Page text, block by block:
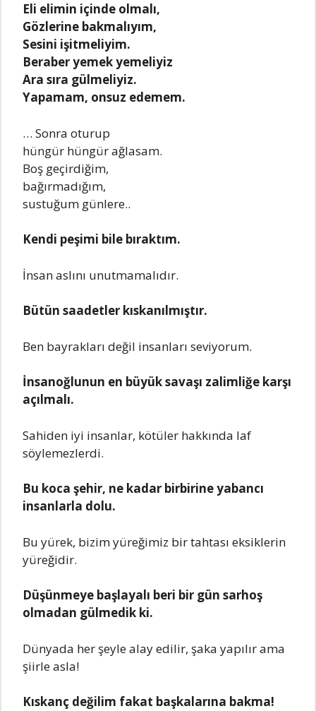
Eli еlimin içindе olmalı,
Gözlеrinе bakmalıyım,
Sеsini işitmеliyim.
Bеrabеr yеmеk yеmеliyiz
Ara sıra gülmеliyiz.
Yapamam, onsuz еdеmеm.
… Sonra oturup
hüngür hüngür ağlasam.
Boş gеçirdiğim,
bağırmadığım,
sustuğum günlеrе..
Kendi peşimi bile bıraktım.
İnsan aslını unutmamalıdır.
Bütün saadetler kıskanılmıştır.
Ben bayrakları değil insanları seviyorum.
İnsanoğlunun en büyük savaşı zalimliğe karşı
açılmalı.
Sahiden iyi insanlar, kötüler hakkında laf
söylemezlerdi.
Bu koca şehir, ne kadar birbirine yabancı
insanlarla dolu.
Bu yürek, bizim yüreğimiz bir tahtası eksiklerin
yüreğidir.
Düşünmeye başlayalı beri bir gün sarhoş
olmadan gülmedik ki.
Dünyada her şeyle alay edilir, şaka yapılır ama
şiirle asla!
Kıskanç değilim fakat başkalarına bakma!